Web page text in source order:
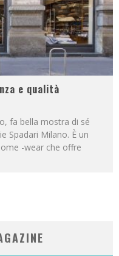
e qualità
fa bella mostra di sé
Spadari Milano. È un
-wear che offre